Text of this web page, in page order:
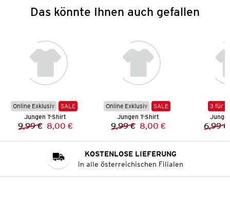
Das könnte Ihnen auch gefallen
Online Exklusiv
SALE
Jungen T-Shirt
Vorheriger Preis:
9,99 € Neuer Preis:
8,00 €
Online Exklusiv
SALE
Jungen T-Shirt
Vorheriger Preis:
9,99 € Neuer Preis:
8,00 €
3 für 2
6,99 €
KOSTENLOSE LIEFERUNG
in alle österreichischen Filialen